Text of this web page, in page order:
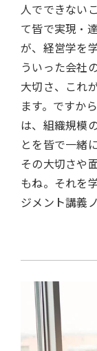
人でできない
て皆で実現・
が、経営学を
ういった会社
大切さ、これ
ます。ですか
は、組織規模
とを皆で一緒
その大切さや
もね。それを
ジメント講義